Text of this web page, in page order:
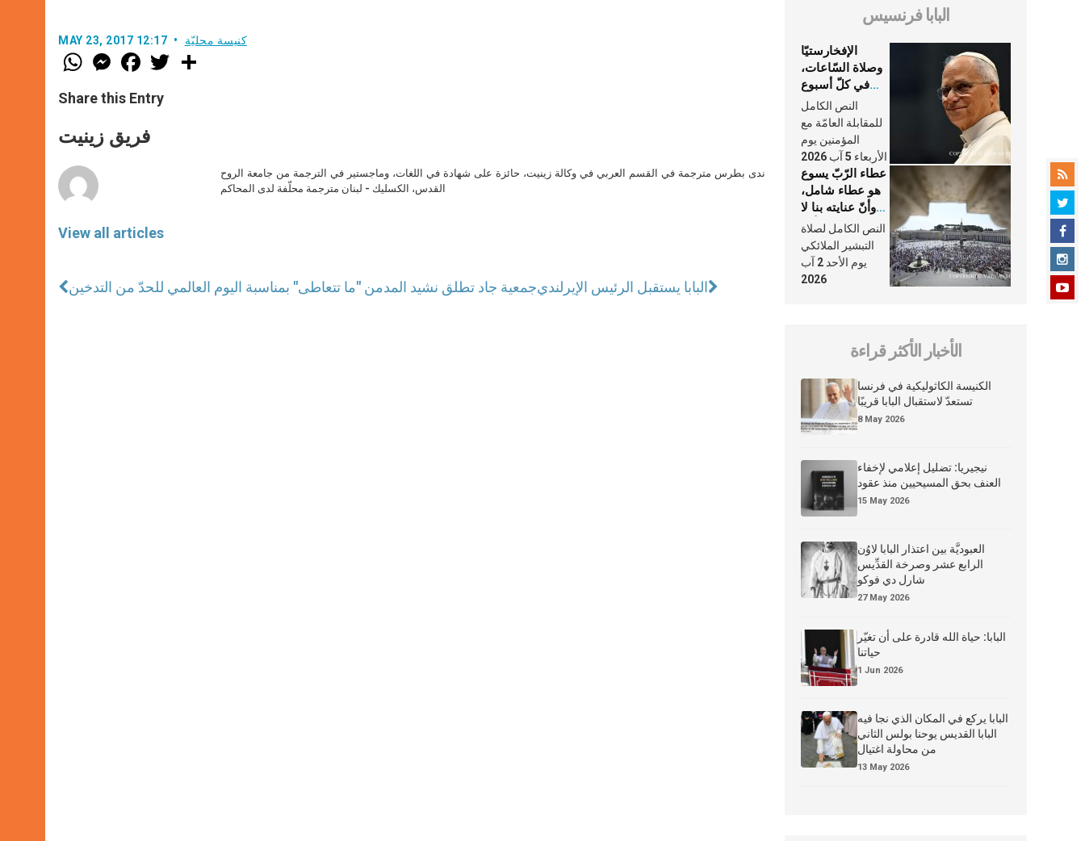
MAY 23, 2017 12:17 كنيسة محليّة
W
h
t
s
p
p
M
e
s
e
g
e
F
a
e
b
o
k
w
Share this Entry
فريق زينيت
View all articles
ندى بطرس مترجمة في القسم العربي في وكالة زينيت، حائزة على شهادة في اللغات، وماجستير في الترجمة من جامعة الروح
القدس، الكسليك - لبنان مترجمة محلّفة لدى المحاكم
جمعية جاد تطلق نشيد المدمن "ما تتعاطى" بمناسبة اليوم العالمي للحدّ من التدخينالبابا يستقبل الرئيس الإيرلندي
البابا فرنسيس
الإفخارستيّا
وصلاة السّاعات،
في كلّ أسبوع
وكلّ يوم، هما
النَّفَس في حياة
الكنيسة
النص الكامل
للمقابلة العامّة مع
المؤمنين يوم
الأربعاء 5 آب 2026
عطاء الرّبّ يسوع
هو عطاء شامل،
وأنّ عنايته بنا لا
تغيب عنّا أبدًا
النص الكامل لصلاة
التبشير الملائكي
يوم الأحد 2 آب
2026
الأخبار الأكثر قراءة
الكنيسة الكاثوليكية في فرنسا
تستعدّ لاستقبال البابا قريبًا
8 May 2026
نيجيريا: تضليل إعلامي لإخفاء
العنف بحق المسيحيين منذ عقود
15 May 2026
العبوديَّة بين اعتذار البابا لاوُن
الرابع عشر وصرخة القدِّيس
شارل دي فوكو
27 May 2026
البابا: حياة الله قادرة على أن تغيّر
حياتنا
1 Jun 2026
البابا يركع في المكان الذي نجا فيه
البابا القديس يوحنا بولس الثاني
من محاولة اغتيال
13 May 2026